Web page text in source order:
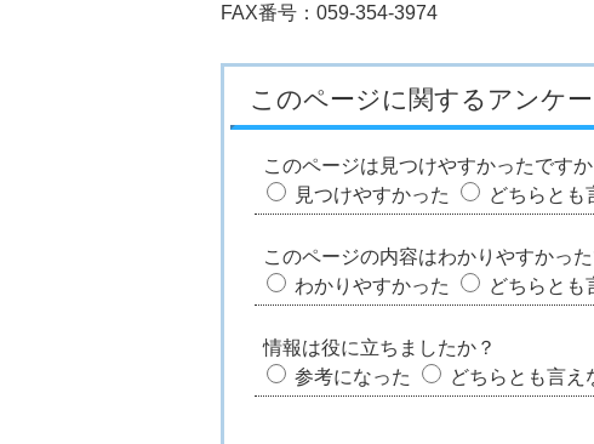
FAX番号：059-354-3974
このページに関するアンケー
このページは見つけやすかったですか
見つけやすかった
どちらとも
このページの内容はわかりやすかっ
わかりやすかった
どちらとも
情報は役に立ちましたか？
参考になった
どちらとも言え